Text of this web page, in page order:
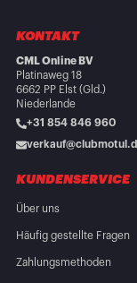
KONTAKT
CML Online BV
Platinaweg 18
6662 PP Elst (Gld.)
Niederlande
+31 854 846 960
KUNDENSERVICE
Über uns
Häufig gestellte Fragen
Zahlungsmethoden